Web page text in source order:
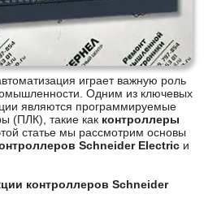
играет важную роль
Одним из ключевых
являются программируемые
(ПЛК), такие как контроллеры
статье мы рассмотрим основы
Schneider Electric и
контроллеров Schneider